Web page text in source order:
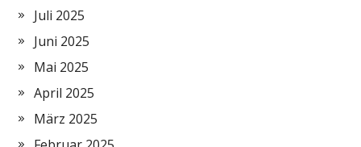
Juli 2025
Juni 2025
Mai 2025
April 2025
März 2025